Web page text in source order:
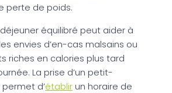
perte de poids.
équilibré peut aider à
envies d’en-cas malsains ou
riches en calories plus tard
La prise d’un petit-
d’établirun horaire de